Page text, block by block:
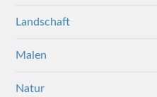
Landschaft
Malen
Natur